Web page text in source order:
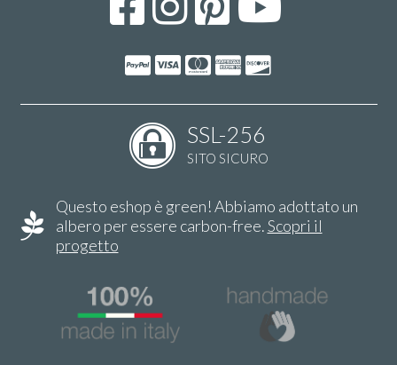
SSL-256
SITO SICURO
Questo eshop è green! Abbiamo adottato un
albero per essere carbon-free.Scopri il
progetto